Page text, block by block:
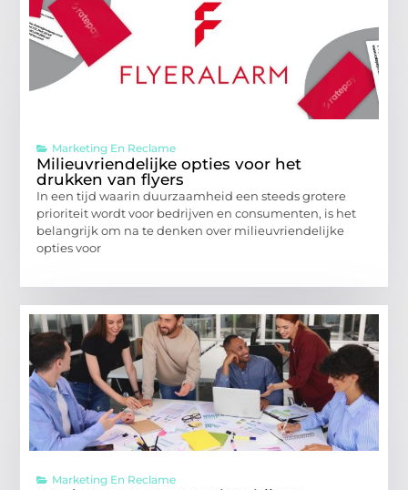
Marketing En Reclame
Milieuvriendelijke opties voor het
drukken van flyers
In een tijd waarin duurzaamheid een steeds grotere
prioriteit wordt voor bedrijven en consumenten, is het
belangrijk om na te denken over milieuvriendelijke
opties voor
Marketing En Reclame